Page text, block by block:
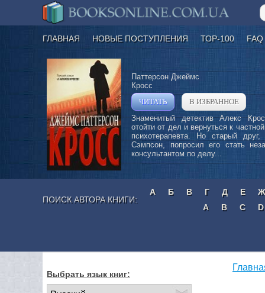
ГЛАВНАЯ НОВЫЕ ПОСТУПЛЕНИЯ ТОР-100 FAQ
Паттерсон Джеймс
Кросс
ЧИТАТЬ
В ИЗБРАННОЕ
Знаменитый детектив Алекс
отойти от дел и вернуться к
психотерапевта. Но старый друг,
Сэмпсон, попросил его стать
консультантом по делу...
ПОИСК АВТОРА КНИГИ:
А Б В Г Д Е
Ж
A
B C D
Выбрать язык книг: